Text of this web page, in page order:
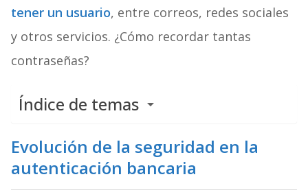
tener un usuario, entre correos, redes sociales
y otros servicios. ¿Cómo recordar tantas
contraseñas?
Índice de temas
Evolución de la seguridad en la
autenticación bancaria